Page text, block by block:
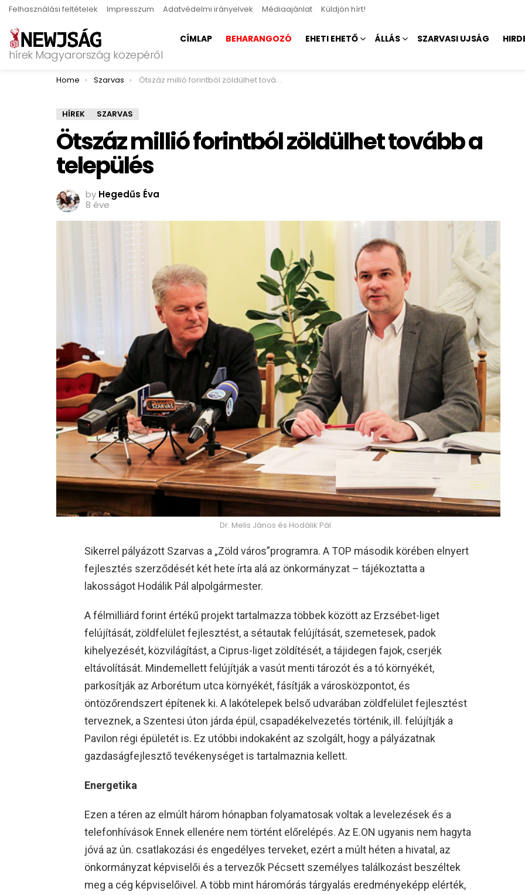
Felhasználási feltételek Impresszum Adatvédelmi irányelvek Médiaajánlat Küldjön hírt!
hírek Magyarország közepéről
CÍMLAP BEHARANGOZÓ EHETI EHETŐ ÁLLÁS SZARVASI UJSÁG
You are here:
Home Szarvas Ötszáz millió forintból zöldülhet tovább a település
HÍREK SZARVAS
Ötszáz millió forintból zöldülhet tovább a
település
by Hegedűs Éva
8 éve
Dr. Melis János és Hodálik Pál
Sikerrel pályázott Szarvas a „Zöld város”programra. A TOP második körében elnyert
fejlesztés szerződését két hete írta alá az önkormányzat – tájékoztatta a
lakosságot Hodálik Pál alpolgármester.
A félmilliárd forint értékű projekt tartalmazza többek között az Erzsébet-liget
felújítását, zöldfelület fejlesztést, a sétautak felújítását, szemetesek, padok
kihelyezését, közvilágítást, a Ciprus-liget zöldítését, a tájidegen fajok, cserjék
eltávolítását. Mindemellett felújítják a vasút menti tározót és a tó környékét,
parkosítják az Arborétum utca környékét, fásítják a városközpontot, és
öntözőrendszert építenek ki. A lakótelepek belső udvarában zöldfelület fejlesztést
terveznek, a Szentesi úton járda épül, csapadékelvezetés történik, ill. felújítják a
Pavilon régi épületét is. Ez utóbbi indokaként az szolgált, hogy a pályázatnak
gazdaságfejlesztő tevékenységet is tartalmaznia kellett.
Energetika
Ezen a téren az elmúlt három hónapban folyamatosak voltak a levelezések és a
telefonhívások Ennek ellenére nem történt előrelépés. Az E.ON ugyanis nem hagyta
jóvá az ún. csatlakozási és engedélyes terveket, ezért a múlt héten a hivatal, az
önkormányzat képviselői és a tervezők Pécsett személyes találkozást beszéltek
meg a cég képviselőivel. A több mint háromórás tárgyalás eredményeképp elérték,